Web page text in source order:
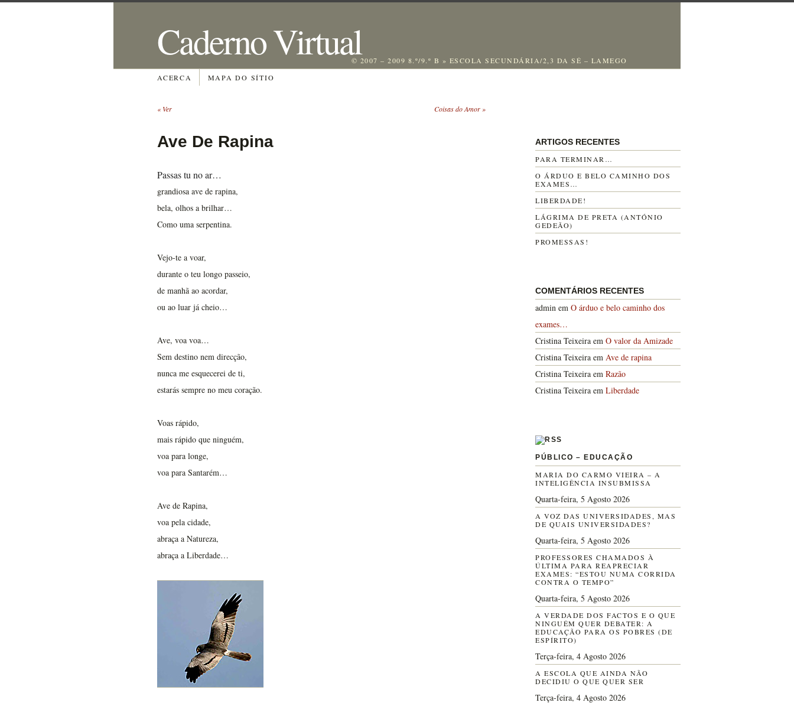
Caderno Virtual© 2007 – 2009 8.º/9.º B » ESCOLA SECUNDÁRIA/2,3 DA SÉ – LAMEGO
ACERCA
MAPA DO SÍTIO
«Ver Coisas do Amor »
Ave De Rapina
Passas tu no ar…
grandiosa ave de rapina,
bela, olhos a brilhar…
Como uma serpentina.
Vejo-te a voar,
durante o teu longo passeio,
de manhã ao acordar,
ou ao luar já cheio…
Ave, voa voa…
Sem destino nem direcção,
nunca me esquecerei de ti,
estarás sempre no meu coração.
Voas rápido,
mais rápido que ninguém,
voa para longe,
voa para Santarém…
Ave de Rapina,
voa pela cidade,
abraça a Natureza,
abraça a Liberdade…
ARTIGOS RECENTES
PARA TERMINAR…
O ÁRDUO E BELO CAMINHO DOS
EXAMES…
LIBERDADE!
LÁGRIMA DE PRETA (ANTÓNIO
GEDEÃO)
PROMESSAS!
COMENTÁRIOS RECENTES
admin em O árduo e belo caminho dos
exames…
Cristina Teixeira em O valor da Amizade
Cristina Teixeira em Ave de rapina
Cristina Teixeira em Razão
Cristina Teixeira em Liberdade
PÚBLICO – EDUCAÇÃO
MARIA DO CARMO VIEIRA – A
INTELIGÊNCIA INSUBMISSA
Quarta-feira, 5 Agosto 2026
A VOZ DAS UNIVERSIDADES, MAS
DE QUAIS UNIVERSIDADES?
Quarta-feira, 5 Agosto 2026
PROFESSORES CHAMADOS À
ÚLTIMA PARA REAPRECIAR
EXAMES: “ESTOU NUMA CORRIDA
CONTRA O TEMPO”
Quarta-feira, 5 Agosto 2026
A VERDADE DOS FACTOS E O QUE
NINGUÉM QUER DEBATER: A
EDUCAÇÃO PARA OS POBRES (DE
ESPÍRITO)
Terça-feira, 4 Agosto 2026
A ESCOLA QUE AINDA NÃO
DECIDIU O QUE QUER SER
Terça-feira, 4 Agosto 2026